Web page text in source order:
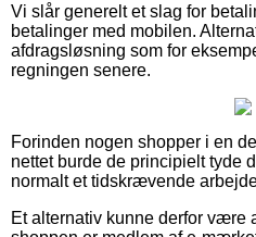
Vi slår generelt et slag for
betalinger med mobilen.
afdragsløsning som for
regningen senere.
Forinden nogen shopper i en
nettet burde de principielt tyde
normalt et tidskrævende
Et alternativ kunne derfor være